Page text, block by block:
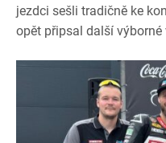
jezdci sešli tradičně ke
opět připsal další výborné